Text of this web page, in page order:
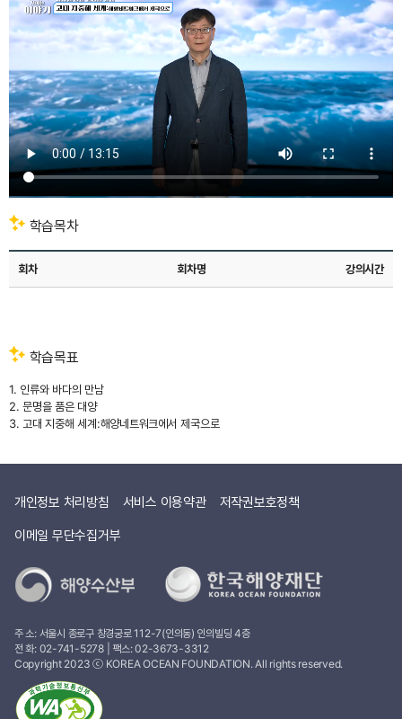
저는
역사학부에서
서양사를
여러분,
혹시
역사를
이야기할
때
중심의
떠오르시나요?
육상에서
존재이니
그거야
당연해
저는
역사를
보는
시각을
한
학습목차
회차 회차명 강의시간
학습목표
1. 인류와 바다의 만남
2. 문명을 품은 대양
3. 고대 지중해 세계:해양네트워크에서 제국으로
개인정보 처리방침 서비스 이용약관
저작권보호정책
이메일 무단수집거부
주 소: 서울시 종로구 창경궁로 112-7(인의동) 인의빌딩 4층
전 화: 02-741-5278| 팩스: 02-3673-3312
Copyright 2023 ⓒ KOREA OCEAN FOUNDATION. All rights reserved.